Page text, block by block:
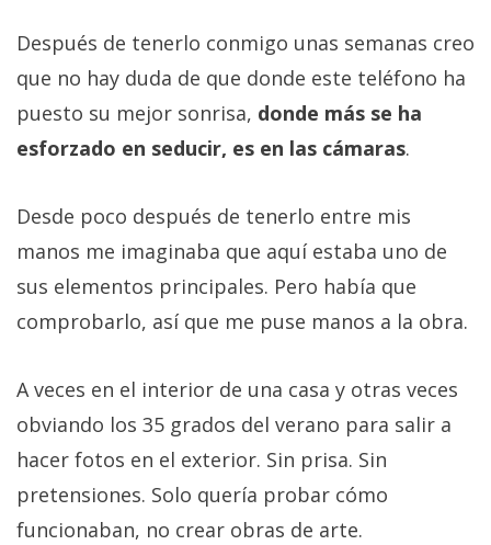
Después de tenerlo conmigo unas semanas creo
que no hay duda de que donde este teléfono ha
puesto su mejor sonrisa, donde más se ha
esforzado en seducir, es en las cámaras.
Desde poco después de tenerlo entre mis
manos me imaginaba que aquí estaba uno de
sus elementos principales. Pero había que
comprobarlo, así que me puse manos a la obra.
A veces en el interior de una casa y otras veces
obviando los 35 grados del verano para salir a
hacer fotos en el exterior. Sin prisa. Sin
pretensiones. Solo quería probar cómo
funcionaban, no crear obras de arte.